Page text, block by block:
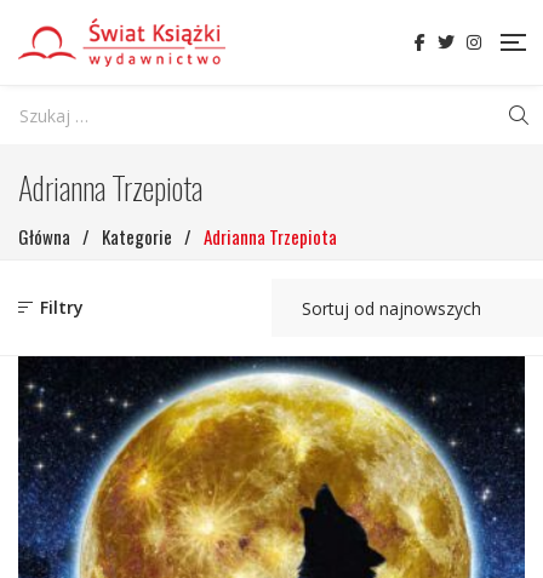
Adrianna Trzepiota
Główna / Kategorie / Adrianna Trzepiota
Filtry